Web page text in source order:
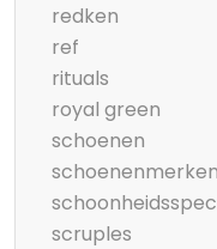
redken
ref
rituals
royal green
schoenen
schoenenmerken
scruples